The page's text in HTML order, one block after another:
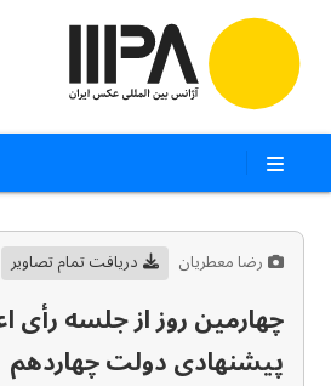
رضا معطریان دریافت تمام تصاویر
چهارمین روز از جلسه رأی
پیشنهادی دولت چهاردهم